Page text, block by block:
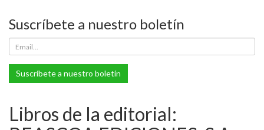
Suscríbete a nuestro boletín
Suscríbete a nuestro boletín
Libros de la editorial: